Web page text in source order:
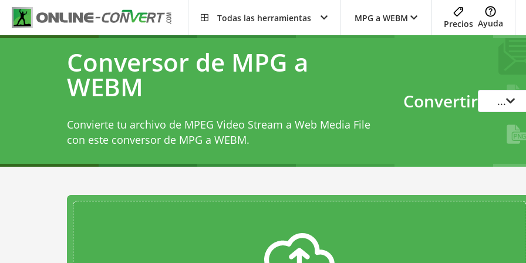
Todas las herramientas MPG a WEBM
Precios Ayuda
Conversor de MPG a
WEBM
Convierte tu archivo de MPEG Video Stream a Web Media File
con este conversor de MPG a WEBM.
Convertir ...